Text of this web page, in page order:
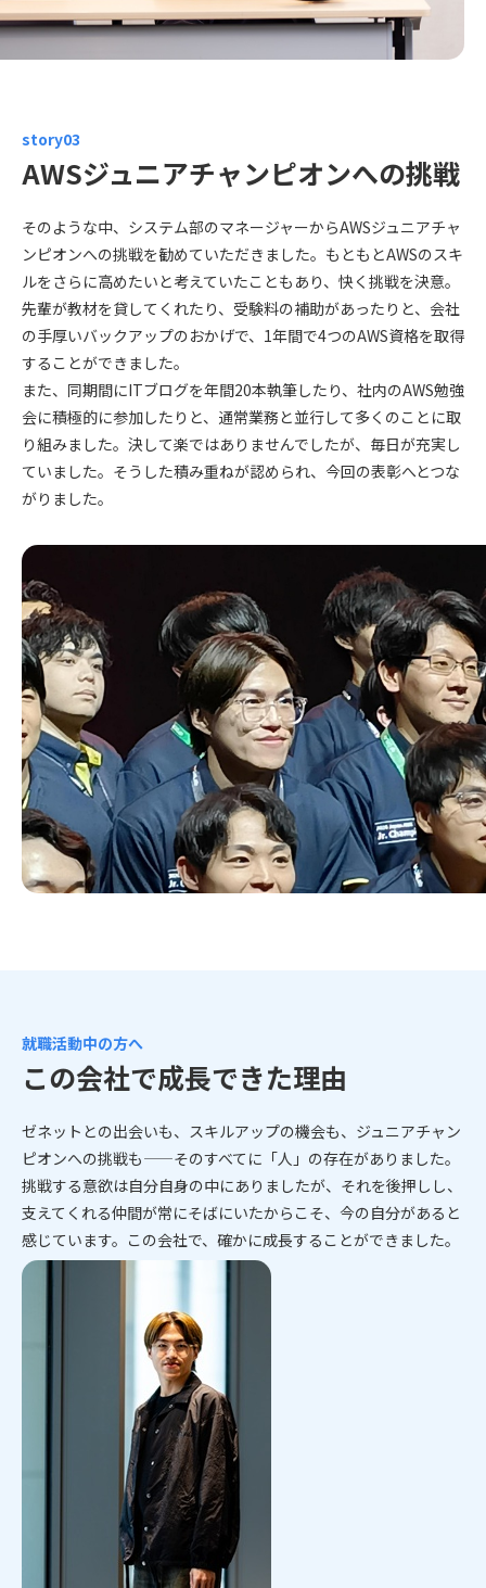
story03
AWSジュニアチャンピオンへの挑戦
そのような中、システム部のマネージャーからAWSジュニアチャ
ンピオンへの挑戦を勧めていただきました。もともとAWSのスキ
ルをさらに高めたいと考えていたこともあり、快く挑戦を決意。
先輩が教材を貸してくれたり、受験料の補助があったりと、会社
の手厚いバックアップのおかげで、1年間で4つのAWS資格を取得
することができました。
また、同期間にITブログを年間20本執筆したり、社内のAWS勉強
会に積極的に参加したりと、通常業務と並行して多くのことに取
り組みました。決して楽ではありませんでしたが、毎日が充実し
ていました。そうした積み重ねが認められ、今回の表彰へとつな
がりました。
就職活動中の方へ
この会社で成長できた理由
ゼネットとの出会いも、スキルアップの機会も、ジュニアチャン
ピオンへの挑戦も——そのすべてに「人」の存在がありました。
挑戦する意欲は自分自身の中にありましたが、それを後押しし、
支えてくれる仲間が常にそばにいたからこそ、今の自分があると
感じています。この会社で、確かに成長することができました。